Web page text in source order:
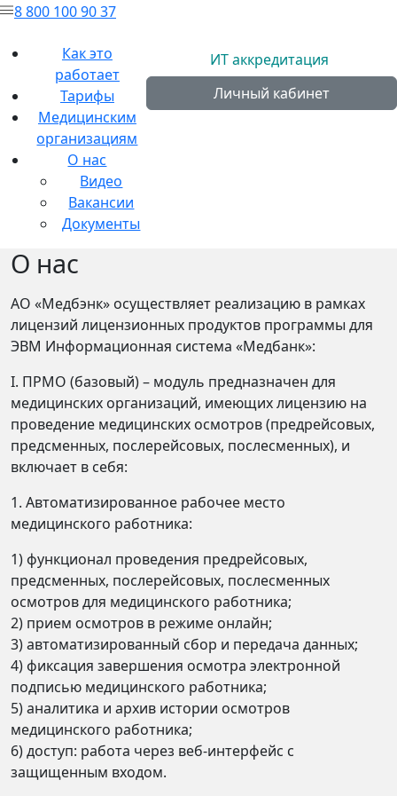
8 800 100 90 37
Как это
работает
Тарифы
Медицинским
организациям
О нас
Видео
Вакансии
Документы
ИТ аккредитация
Личный кабинет
О нас
АО «Медбэнк» осуществляет реализацию в рамках
лицензий лицензионных продуктов программы для
ЭВМ Информационная система «Медбанк»:
I. ПРМО (базовый) – модуль предназначен для
медицинских организаций, имеющих лицензию на
проведение медицинских осмотров (предрейсовых,
предсменных, послерейсовых, послесменных), и
включает в себя:
1. Автоматизированное рабочее место
медицинского работника:
1) функционал проведения предрейсовых,
предсменных, послерейсовых, послесменных
осмотров для медицинского работника;
2) прием осмотров в режиме онлайн;
3) автоматизированный сбор и передача данных;
4) фиксация завершения осмотра электронной
подписью медицинского работника;
5) аналитика и архив истории осмотров
медицинского работника;
6) доступ: работа через веб-интерфейс с
защищенным входом.